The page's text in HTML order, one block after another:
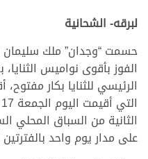
لبرقه- الشحانية
حسمت “وجدان” ملك سليمان
الفوز بأقوى نواميس
الرئيسي للثنايا بكار
الثانية من السباق المحلي
على مدار يوم واحد